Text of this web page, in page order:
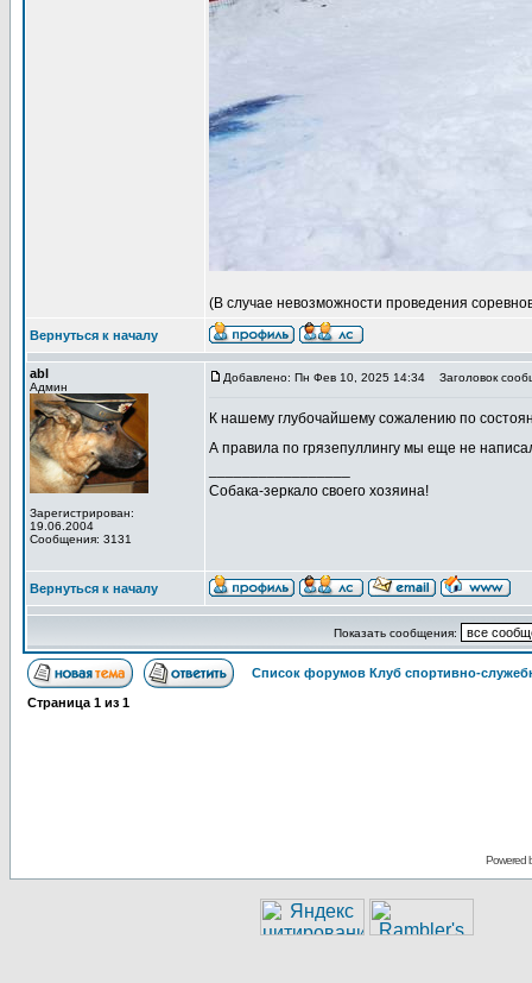
(В случае невозможности проведения
Вернуться к началу
abl
Админ
Зарегистрирован:
19.06.2004
Сообщения: 3131
Добавлено: Пн Фев 10, 2025 14:34 Заголовок
К нашему глубочайшему сожалению по
А правила по грязепуллингу мы еще не
Собака-зеркало своего хозяина!
Вернуться к началу
Показать сообщения:
Список форумов Клуб спортивно-
Страница 1 из 1
Powered